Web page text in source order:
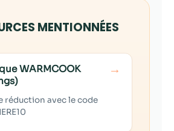
MENTIONNÉES
WARMCOOK
réduction avec le code
→